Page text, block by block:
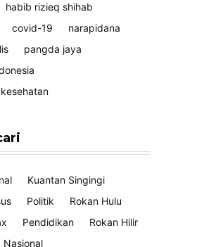
habib rizieq shihab
covid-19
narapidana
pangda jaya
Kuantan Singingi
Politik
Rokan Hulu
Pendidikan
Rokan Hilir
Nasional